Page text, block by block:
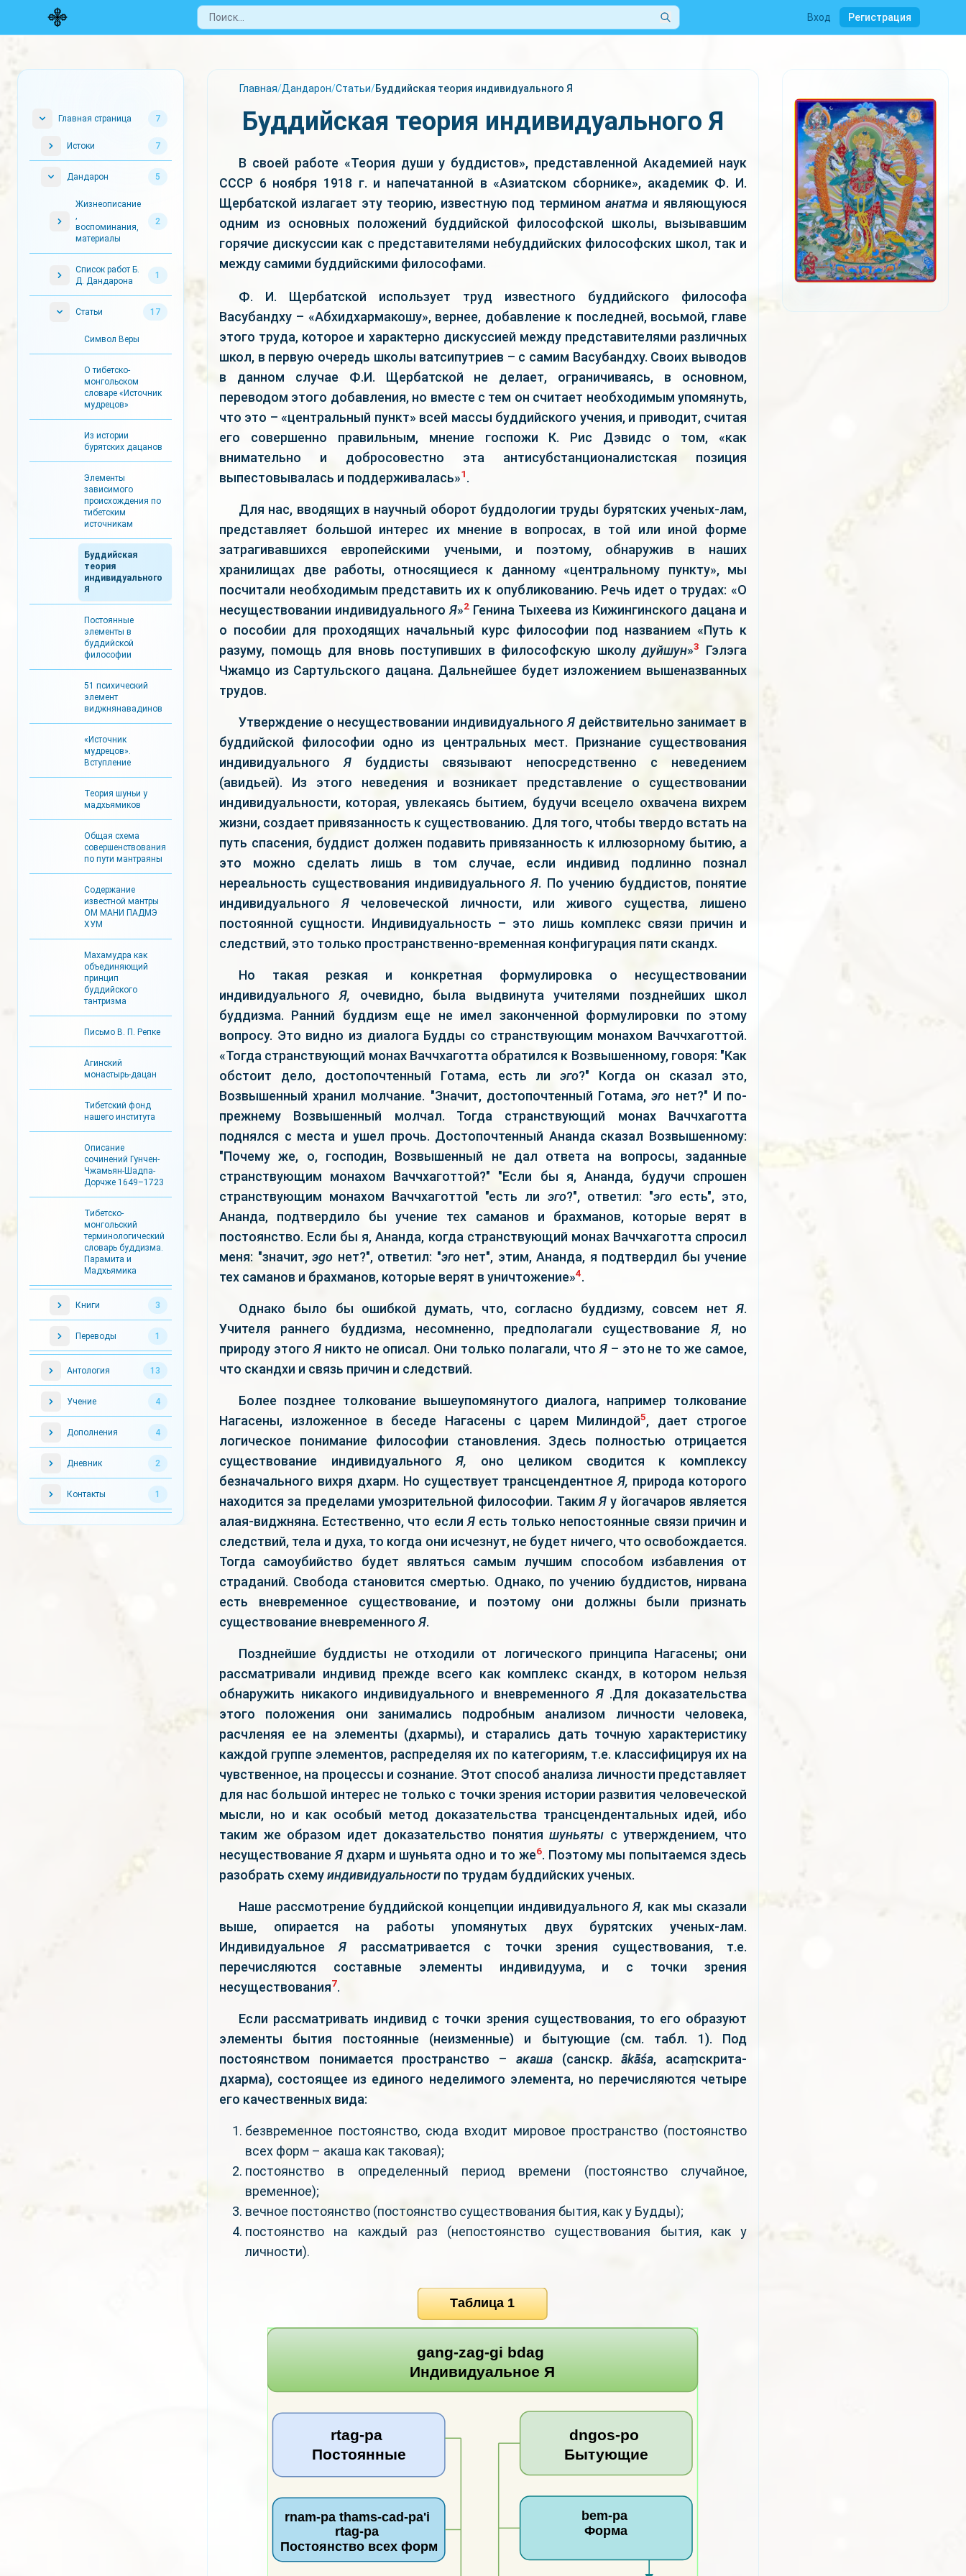
Вход Регистрация
Главная страница 7
Истоки 7
Дандарон 5
Жизнеописание
,
воспоминания,
материалы
2
Список работ Б.
Д. Дандарона
1
Статьи 17
Символ Веры
О тибетско-
монгольском
словаре «Источник
мудрецов»
Из истории
бурятских дацанов
Элементы
зависимого
происхождения по
тибетским
источникам
Буддийская
теория
индивидуального
Я
Постоянные
элементы в
буддийской
философии
51 психический
элемент
виджнянавадинов
«Источник
мудрецов».
Вступление
Теория шуньи у
мадхьямиков
Общая схема
совершенствования
по пути мантраяны
Содержание
известной мантры
ОМ МАНИ ПАДМЭ
ХУМ
Махамудра как
объединяющий
принцип
буддийского
тантризма
Письмо В. П. Репке
Агинский
монастырь-дацан
Тибетский фонд
нашего института
Описание
сочинений Гунчен-
Чжамьян-Шадпа-
Дорчже 1649–1723
Тибетско-
монгольский
терминологический
словарь буддизма.
Парамита и
Мадхьямика
Книги 3
Переводы 1
Антология 13
Учение 4
Дополнения 4
Дневник 2
Контакты 1
Главная/Дандарон/Статьи/Буддийская теория индивидуального Я
Буддийская теория индивидуального Я
В своей работе «Теория души у буддистов», представленной Академией наук
СССР 6 ноября 1918 г. и напечатанной в «Азиатском сборнике», академик Ф. И.
Щербатской излагает эту теорию, известную под термином анатма и являющуюся
одним из основных положений буддийской философской школы, вызывавшим
горячие дискуссии как с представителями небуддийских философских школ, так и
между самими буддийскими философами.
Ф. И. Щербатской использует труд известного буддийского философа
Васубандху – «Абхидхармакошу», вернее, добавление к последней, восьмой, главе
этого труда, которое и характерно дискуссией между представителями различных
школ, в первую очередь школы ватсипутриев – с самим Васубандху. Своих выводов
в данном случае Ф.И. Щербатской не делает, ограничиваясь, в основном,
переводом этого добавления, но вместе с тем он считает необходимым упомянуть,
что это – «центральный пункт» всей массы буддийского учения, и приводит, считая
его совершенно правильным, мнение госпожи К. Рис Дэвидс о том, «как
внимательно и добросовестно эта антисубстанционалистская позиция
выпестовывалась и поддерживалась»1.
Для нас, вводящих в научный оборот буддологии труды бурятских ученых-лам,
представляет большой интерес их мнение в вопросах, в той или иной форме
затрагивавшихся европейскими учеными, и поэтому, обнаружив в наших
хранилищах две работы, относящиеся к данному «центральному пункту», мы
посчитали необходимым представить их к опубликованию. Речь идет о трудах: «О
несуществовании индивидуальногоЯ»2 Генина Тыхеева из Кижингинского дацана и
о пособии для проходящих начальный курс философии под названием «Путь к
разуму, помощь для вновь поступивших в философскую школудуйшун»3
Гэлэга
Чжамцо из Сартульского дацана. Дальнейшее будет изложением вышеназванных
трудов.
Утверждение о несуществовании индивидуального Ядействительно занимает в
буддийской философии одно из центральных мест. Признание существования
индивидуального Я буддисты связывают непосредственно с неведением
(авидьей). Из этого неведения и возникает представление о существовании
индивидуальности, которая, увлекаясь бытием, будучи всецело охвачена вихрем
жизни, создает привязанность к существованию. Для того, чтобы твердо встать на
путь спасения, буддист должен подавить привязанность к иллюзорному бытию, а
это можно сделать лишь в том случае, если индивид подлинно познал
нереальность существования индивидуальногоЯ. По учению буддистов, понятие
индивидуального Ячеловеческой личности, или живого существа, лишено
постоянной сущности. Индивидуальность – это лишь комплекс связи причин и
следствий, это только пространственно-временная конфигурация пяти скандх.
Но такая резкая и конкретная формулировка о несуществовании
индивидуальногоЯ, очевидно, была выдвинута учителями позднейших школ
буддизма. Ранний буддизм еще не имел законченной формулировки по этому
вопросу. Это видно из диалога Будды со странствующим монахом Ваччхаготтой.
«Тогда странствующий монах Ваччхаготта обратился к Возвышенному, говоря: "Как
обстоит дело, достопочтенный Готама, есть лиэго?" Когда он сказал это,
Возвышенный хранил молчание. "Значит, достопочтенный Готама,эго нет?" И по-
прежнему Возвышенный молчал. Тогда странствующий монах Ваччхаготта
поднялся с места и ушел прочь. Достопочтенный Ананда сказал Возвышенному:
"Почему же, о, господин, Возвышенный не дал ответа на вопросы, заданные
странствующим монахом Ваччхаготтой?" "Если бы я, Ананда, будучи спрошен
странствующим монахом Ваччхаготтой "есть ли эго?", ответил: "эгоесть", это,
Ананда, подтвердило бы учение тех саманов и брахманов, которые верят в
постоянство. Если бы я, Ананда, когда странствующий монах Ваччхаготта спросил
меня: "значит, эgo нет?", ответил: "эгонет", этим, Ананда, я подтвердил бы учение
тех саманов и брахманов, которые верят в уничтожение»4.
Однако было бы ошибкой думать, что, согласно буддизму, совсем нет Я.
Учителя раннего буддизма, несомненно, предполагали существование Я, но
природу этого Яникто не описал. Они только полагали, что Я– это не то же самое,
что скандхи и связь причин и следствий.
Более позднее толкование вышеупомянутого диалога, например толкование
Нагасены, изложенное в беседе Нагасены с царем Милиндой5, дает строгое
логическое понимание философии становления. Здесь полностью отрицается
существование индивидуальногоЯ, оно целиком сводится к комплексу
безначального вихря дхарм. Но существует трансцендентноеЯ, природа которого
находится за пределами умозрительной философии. Таким Я у йогачаров является
алая-виджняна. Естественно, что если Яесть только непостоянные связи причин и
следствий, тела и духа, то когда они исчезнут, не будет ничего, что освобождается.
Тогда самоубийство будет являться самым лучшим способом избавления от
страданий. Свобода становится смертью. Однако, по учению буддистов, нирвана
есть вневременное существование, и поэтому они должны были признать
существование вневременного Я.
Позднейшие буддисты не отходили от логического принципа Нагасены; они
рассматривали индивид прежде всего как комплекс скандх, в котором нельзя
обнаружить никакого индивидуального и вневременного Я.Для доказательства
этого положения они занимались подробным анализом личности человека,
расчленяя ее на элементы (дхармы), и старались дать точную характеристику
каждой группе элементов, распределяя их по категориям, т.е. классифицируя их на
чувственное, на процессы и сознание. Этот способ анализа личности представляет
для нас большой интерес не только с точки зрения истории развития человеческой
мысли, но и как особый метод доказательства трансцендентальных идей, ибо
таким же образом идет доказательство понятияшуньяты с утверждением, что
несуществование Ядхарм и шуньята одно и то же6. Поэтому мы попытаемся здесь
разобрать схемуиндивидуальности по трудам буддийских ученых.
Наше рассмотрение буддийской концепции индивидуальногоЯ, как мы сказали
выше, опирается на работы упомянутых двух бурятских ученых-лам.
ИндивидуальноеЯ рассматривается с точки зрения существования, т.е.
перечисляются составные элементы индивидуума, и с точки зрения
несуществования7.
Если рассматривать индивид с точки зрения существования, то его образуют
элементы бытия постоянные (неизменные) и бытующие (см. табл. 1). Под
постоянством понимается пространство – акаша(санскр.ākāśa, асаṃскрита-
дхарма), состоящее из единого неделимого элемента, но перечисляются четыре
его качественных вида:
безвременное постоянство, сюда входит мировое пространство (постоянство
всех форм – акаша как таковая);
постоянство в определенный период времени (постоянство случайное,
временное);
вечное постоянство (постоянство существования бытия, как у Будды);
постоянство на каждый раз (непостоянство существования бытия, как у
личности).